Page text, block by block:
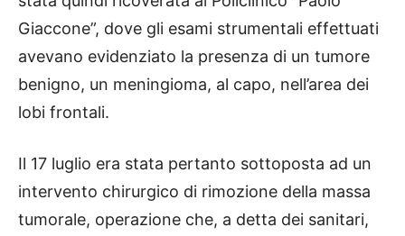
Giaccone”, dove gli esami strumentali effettuati
avevano evidenziato la presenza di un tumore
benigno, un meningioma, al capo, nell’area dei
lobi frontali.
Il 17 luglio era stata pertanto sottoposta ad un
intervento chirurgico di rimozione della massa
tumorale, operazione che, a detta dei sanitari,